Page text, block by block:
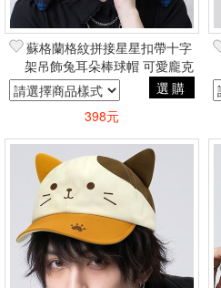
蘇格蘭格紋拼接星星扣帶十字
架吊飾兔耳朵棒球帽 可愛龐克
Y2K古著潮流暗黑街頭個性
選購
398元